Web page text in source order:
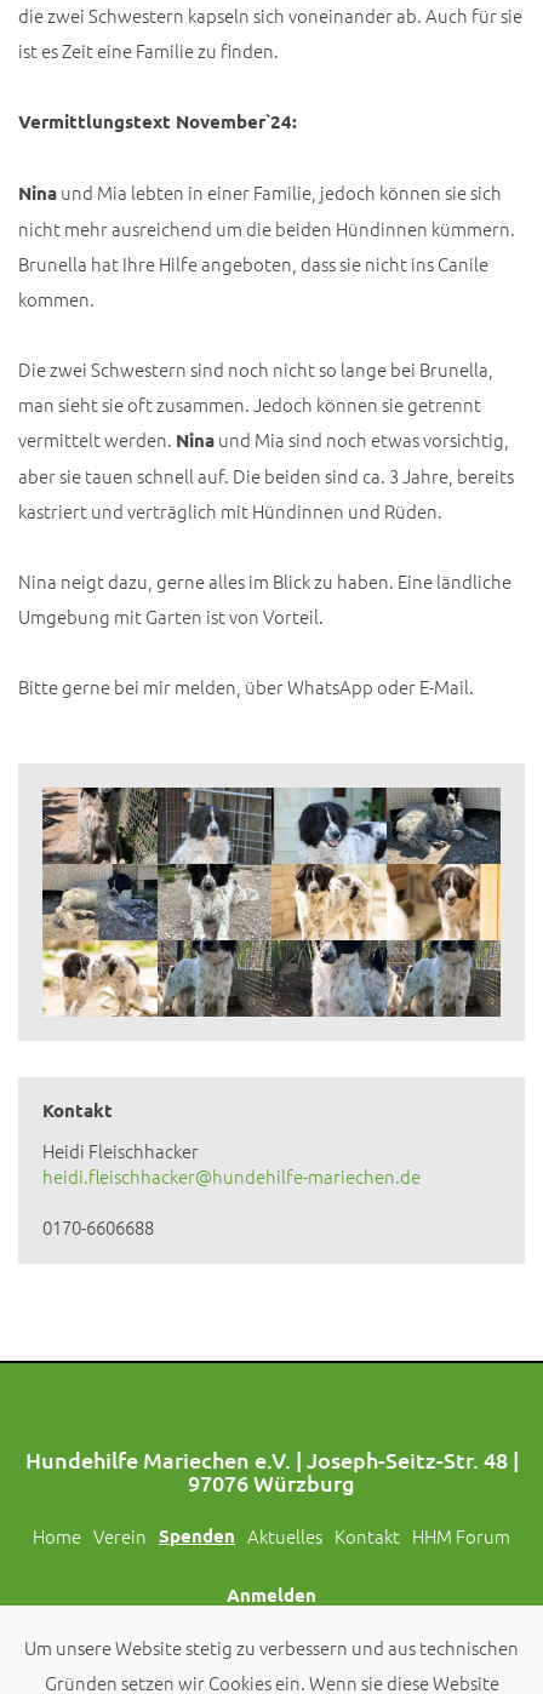
die zwei Schwestern kapseln sich voneinander ab. Auch für sie
ist es Zeit eine Familie zu finden.
Vermittlungstext November`24:
Nina und Mia lebten in einer Familie, jedoch können sie sich
nicht mehr ausreichend um die beiden Hündinnen kümmern.
Brunella hat Ihre Hilfe angeboten, dass sie nicht ins Canile
kommen.
Die zwei Schwestern sind noch nicht so lange bei Brunella,
man sieht sie oft zusammen. Jedoch können sie getrennt
vermittelt werden. Nina und Mia sind noch etwas vorsichtig,
aber sie tauen schnell auf. Die beiden sind ca. 3 Jahre, bereits
kastriert und verträglich mit Hündinnen und Rüden.
Nina neigt dazu, gerne alles im Blick zu haben. Eine ländliche
Umgebung mit Garten ist von Vorteil.
Bitte gerne bei mir melden, über WhatsApp oder E-Mail.
Kontakt
Heidi Fleischhacker
heidi.fleischhacker@hundehilfe-mariechen.de
0170-6606688
Hundehilfe Mariechen e.V. | Joseph-Seitz-Str. 48 |
97076 Würzburg
Home Verein Spenden Aktuelles Kontakt HHM Forum
Anmelden
Folgt uns auch auf Social Media!
Um unsere Website stetig zu verbessern und aus technischen
Gründen setzen wir Cookies ein. Wenn sie diese Website